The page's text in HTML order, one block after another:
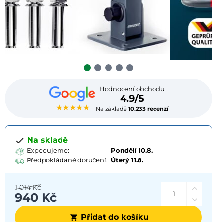
★★★★★
Hodnocení obchodu
4.9/5
Na základě10.233 recenzí
Na skladě
Expedujeme:
Pondělí 10.8.
Předpokládané doručení: Úterý 11.8.
940 Kč
1 014 Kč
Přidat do košíku